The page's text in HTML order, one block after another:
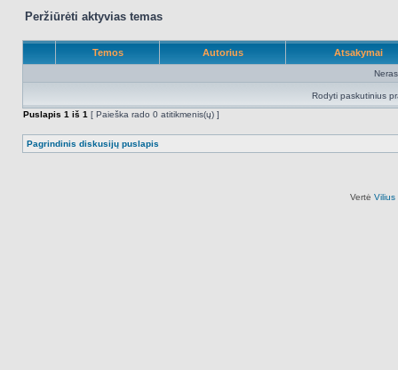
Peržiūrėti aktyvias temas
Temos Autorius Atsakymai
Rodyti paskutinius
Puslapis 1 iš 1 [ Paieška rado 0 atitikmenis(ų) ]
Pagrindinis diskusijų puslapis
Vertė Vilius